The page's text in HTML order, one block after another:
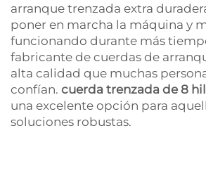
arranque trenzada extra
poner en marcha la máquina y
funcionando durante más
fabricante de cuerdas de
alta calidad que muchas
confían. cuerda trenzada de 8
una excelente opción para
soluciones robustas.